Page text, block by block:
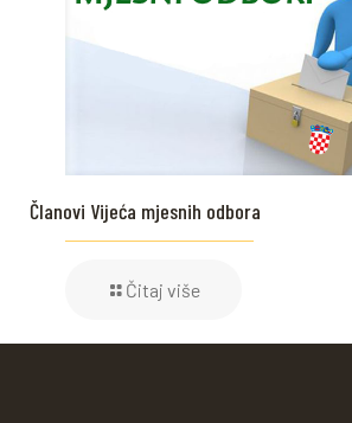
Članovi Vijeća mjesnih odbora
Čitaj više